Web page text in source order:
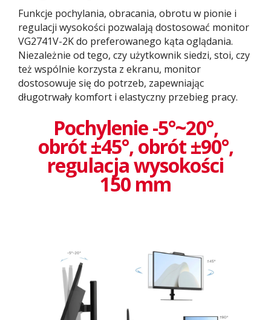
Funkcje pochylania, obracania, obrotu w pionie i
regulacji wysokości pozwalają dostosować monitor
VG2741V-2K do preferowanego kąta oglądania.
Niezależnie od tego, czy użytkownik siedzi, stoi, czy
też wspólnie korzysta z ekranu, monitor
dostosowuje się do potrzeb, zapewniając
długotrwały komfort i elastyczny przebieg pracy.
Pochylenie -5°~20°,
obrót ±45°, obrót ±90°,
regulacja wysokości
150 mm